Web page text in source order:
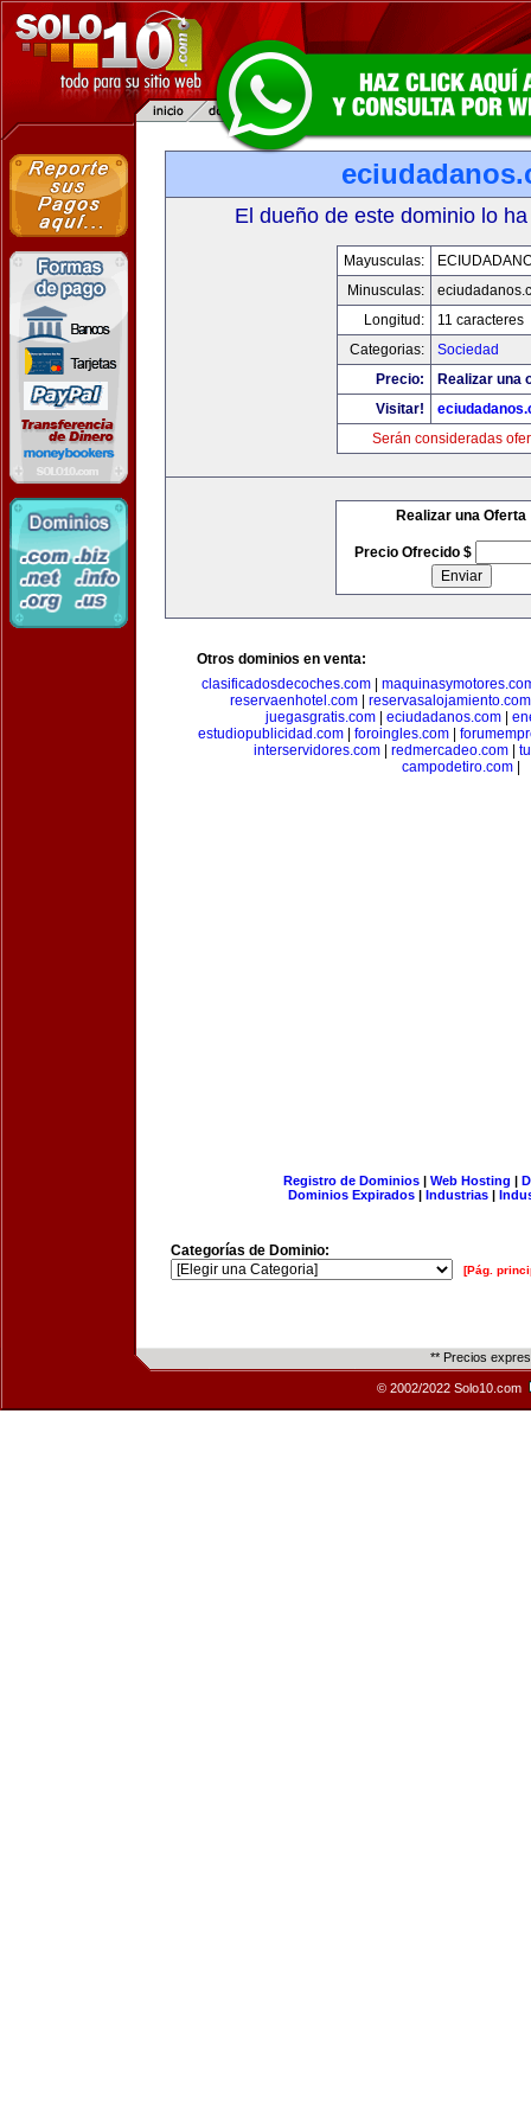
El dueño de este dominio lo
Mayusculas:
Minusculas:
Longitud:
11 caracteres
Categorias:
Sociedad
Precio:
Realizar una
Visitar!
Serán consideradas
Realizar una Oferta
Precio Ofrecido $
Otros dominios en venta:
clasificadosdecoches.com
reservaenhotel.com| reservasalojamiento.com
juegasgratis.com
eciudadanos.com
estudiopublicidad.com| foroingles.com|
interservidores.com
redmercadeo.com
campodetiro.com
Registro de Dominios| Web Hosting |
Dominios Expirados | Industrias |
Categorías de Dominio:
[Pág.
** Precios
© 2002/2022 Solo10.com